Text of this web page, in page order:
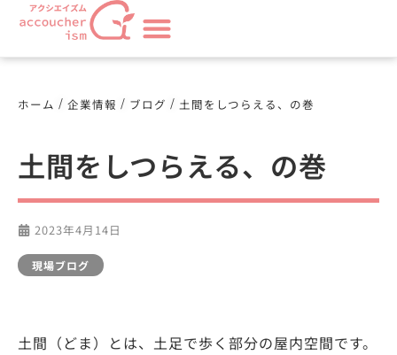
ホーム / 企業情報 / ブログ / 土間をしつらえる、の巻
土間をしつらえる、の巻
2023年4月14日
現場ブログ
土間（どま）とは、土足で歩く部分の屋内空間です。